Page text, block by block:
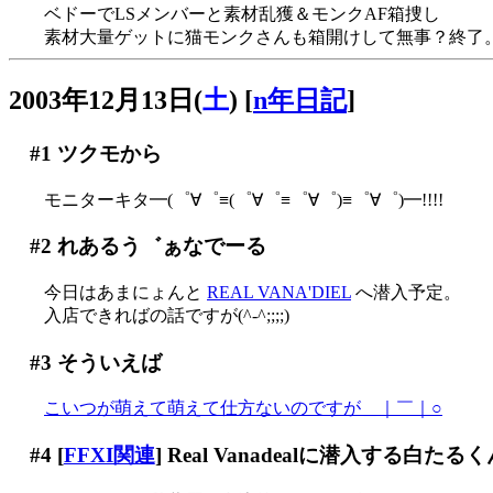
ベドーでLSメンバーと素材乱獲＆モンクAF箱捜し
素材大量ゲットに猫モンクさんも箱開けして無事？終了。
2003年12月13日(土) [n年日記]
#1 ツクモから
モニターキタ━(゜∀゜≡(゜∀゜≡゜∀゜)≡゜∀゜)━!!!!
#2 れあるう゛ぁなでーる
今日はあまにょんと REAL VANA'DIEL へ潜入予定。
入店できればの話ですが(^-^;;;;)
#3 そういえば
こいつが萌えて萌えて仕方ないのですが＿｜￣｜○
#4[FFXI関連] Real Vanadealに潜入する白たるく